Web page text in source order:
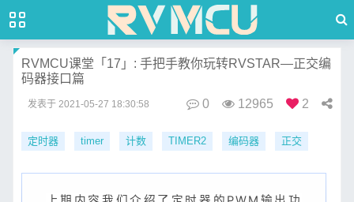
RVMCU课堂「17」: 手把手教你玩转RVSTAR—正交编
码器接口篇
发表于 2021-05-27 18:30:58 0 12965 2
定时器 timer 计数 TIMER2 编码器 正交